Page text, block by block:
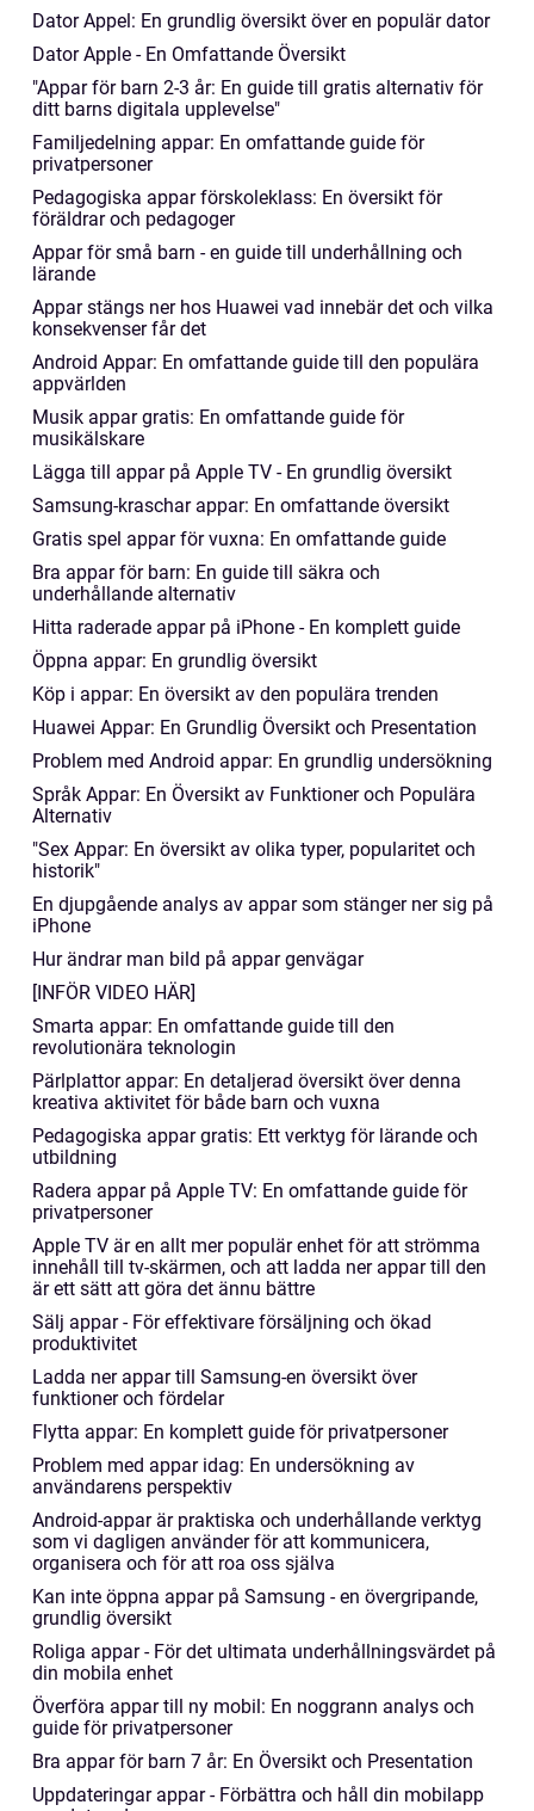
Dator Appel: En grundlig översikt över en populär dator
Dator Apple - En Omfattande Översikt
"Appar för barn 2-3 år: En guide till gratis alternativ för
ditt barns digitala upplevelse"
Familjedelning appar: En omfattande guide för
privatpersoner
Pedagogiska appar förskoleklass: En översikt för
föräldrar och pedagoger
Appar för små barn - en guide till underhållning och
lärande
Appar stängs ner hos Huawei vad innebär det och vilka
konsekvenser får det
Android Appar: En omfattande guide till den populära
appvärlden
Musik appar gratis: En omfattande guide för
musikälskare
Lägga till appar på Apple TV - En grundlig översikt
Samsung-kraschar appar: En omfattande översikt
Gratis spel appar för vuxna: En omfattande guide
Bra appar för barn: En guide till säkra och
underhållande alternativ
Hitta raderade appar på iPhone - En komplett guide
Öppna appar: En grundlig översikt
Köp i appar: En översikt av den populära trenden
Huawei Appar: En Grundlig Översikt och Presentation
Problem med Android appar: En grundlig undersökning
Språk Appar: En Översikt av Funktioner och Populära
Alternativ
"Sex Appar: En översikt av olika typer, popularitet och
historik"
En djupgående analys av appar som stänger ner sig på
iPhone
Hur ändrar man bild på appar genvägar
[INFÖR VIDEO HÄR]
Smarta appar: En omfattande guide till den
revolutionära teknologin
Pärlplattor appar: En detaljerad översikt över denna
kreativa aktivitet för både barn och vuxna
Pedagogiska appar gratis: Ett verktyg för lärande och
utbildning
Radera appar på Apple TV: En omfattande guide för
privatpersoner
Apple TV är en allt mer populär enhet för att strömma
innehåll till tv-skärmen, och att ladda ner appar till den
är ett sätt att göra det ännu bättre
Sälj appar - För effektivare försäljning och ökad
produktivitet
Ladda ner appar till Samsung-en översikt över
funktioner och fördelar
Flytta appar: En komplett guide för privatpersoner
Problem med appar idag: En undersökning av
användarens perspektiv
Android-appar är praktiska och underhållande verktyg
som vi dagligen använder för att kommunicera,
organisera och för att roa oss själva
Kan inte öppna appar på Samsung - en övergripande,
grundlig översikt
Roliga appar - För det ultimata underhållningsvärdet på
din mobila enhet
Överföra appar till ny mobil: En noggrann analys och
guide för privatpersoner
Bra appar för barn 7 år: En Översikt och Presentation
Uppdateringar appar - Förbättra och håll din mobilapp